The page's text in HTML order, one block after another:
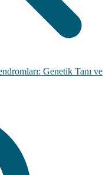
Genetik Tanı ve